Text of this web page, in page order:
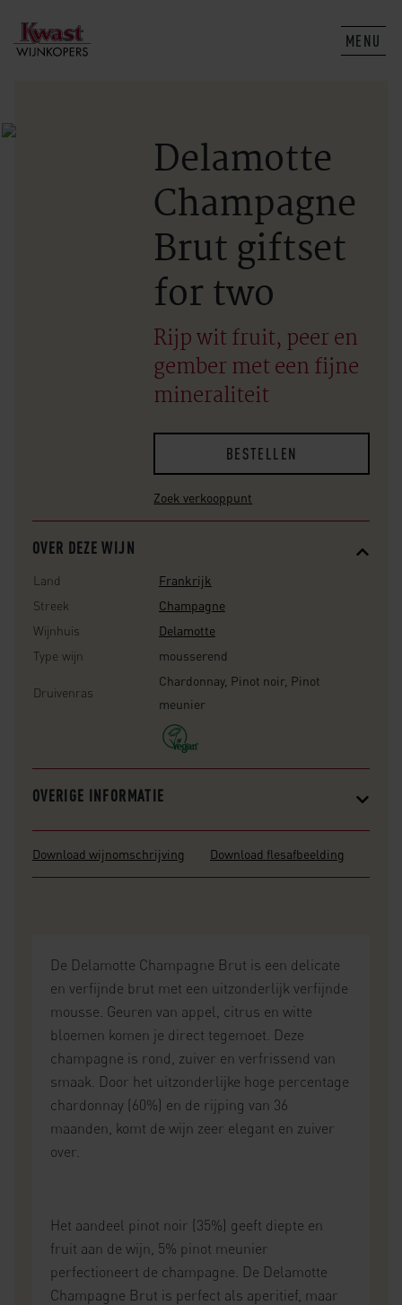
MENU
Delamotte
Champagne
Brut giftset
for two
Rijp wit fruit, peer en
gember met een fijne
mineraliteit
BESTELLEN
Zoek verkooppunt
OVER DEZE WIJN
Land
Frankrijk
Streek
Champagne
Wijnhuis
Delamotte
Type wijn
mousserend
Druivenras
Chardonnay, Pinot noir, Pinot
meunier
OVERIGE INFORMATIE
Download wijnomschrijving Download flesafbeelding
De Delamotte Champagne Brut is een delicate
en verfijnde brut met een uitzonderlijk verfijnde
mousse. Geuren van appel, citrus en witte
bloemen komen je direct tegemoet. Deze
champagne is rond, zuiver en verfrissend van
smaak. Door het uitzonderlijke hoge percentage
chardonnay (60%) en de rijping van 36
maanden, komt de wijn zeer elegant en zuiver
over.
Het aandeel pinot noir (35%) geeft diepte en
fruit aan de wijn, 5% pinot meunier
perfectioneert de champagne. De Delamotte
Champagne Brut is perfect als aperitief, maar